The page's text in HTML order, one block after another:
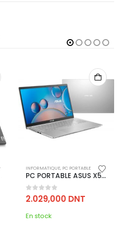
INFORMATIQUE, PC PORTABLE
PC PORTABLE ASUS X515E I5 11È GÉN 8GO 256GO SSD – SILVER
0 out of 5
2.029,000 DNT
En stock